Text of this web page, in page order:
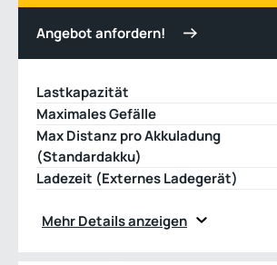
Angebot anfordern!
Lastkapazität
Maximales Gefälle
Max Distanz pro Akkuladung
(Standardakku)
Ladezeit (Externes Ladegerät)
Mehr Details anzeigen